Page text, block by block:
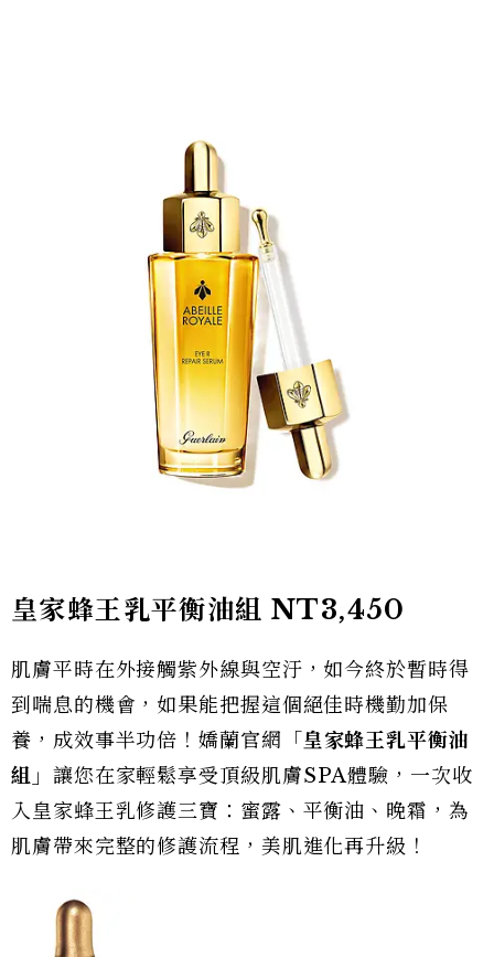
皇家蜂王乳平衡油組 NT3,450
肌膚平時在外接觸紫外線與空汙，如今終於暫時得
到喘息的機會，如果能把握這個絕佳時機勤加保
養，成效事半功倍！嬌蘭官網「 皇家蜂王乳平衡油
組」 讓您在家輕鬆享受頂級肌膚SPA體驗，一次收
入皇家蜂王乳修護三寶：蜜露、平衡油、晚霜，為
肌膚帶來完整的修護流程，美肌進化再升級！